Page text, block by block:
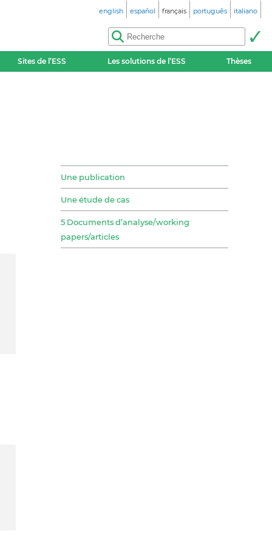
english español français português italiano
Sites de l’ESS Les solutions de l’ESS Thèses
Une publication
Une étude de cas
5 Documents d’analyse/working
papers/articles